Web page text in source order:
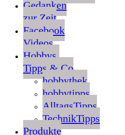
Gedanken
zur Zeit
Facebook
Videos
Hobbys,
Tipps & Co
hobbythek
hobbytipps
AlltagsTipps
TechnikTipps
Produkte